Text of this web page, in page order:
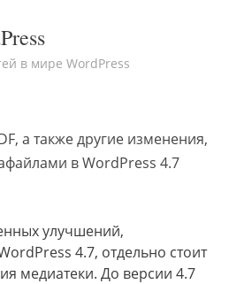
в мире WordPress
а также другие изменения,
в WordPress 4.7
улучшений,
4.7, отдельно стоит
медиатеки. До версии 4.7